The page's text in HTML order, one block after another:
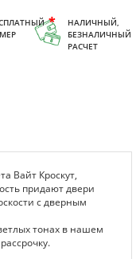
НАЛИЧНЫЙ,
БЕЗНАЛИЧНЫЙ
РАСЧЕТ
Вайт Кроскут,
придают двери
с дверным
тонах в нашем